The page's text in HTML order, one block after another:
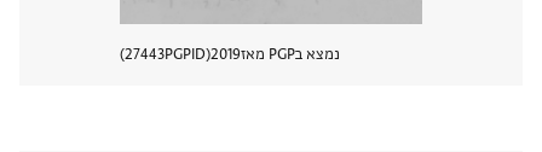
נמצא בPGP מאז 2019
PGPID
27443